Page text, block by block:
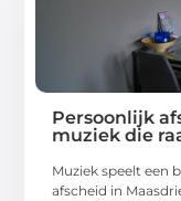
Persoonlijk
muziek die
Muziek speelt een
afscheid in